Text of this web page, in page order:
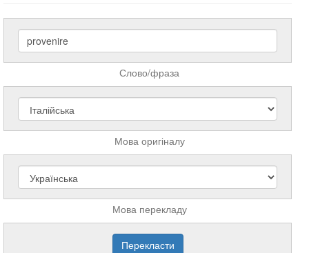
Слово/фраза
Мова оригіналу
Мова перекладу